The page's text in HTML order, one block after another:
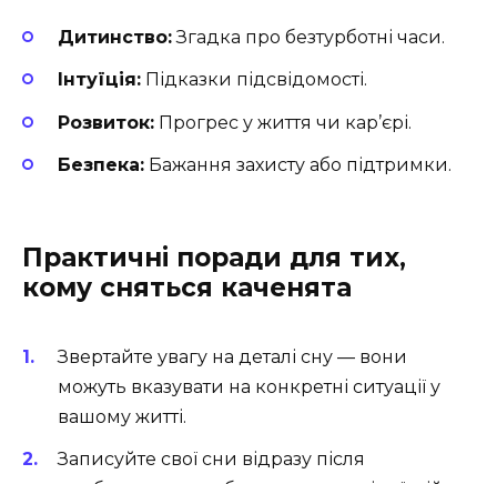
Дитинство:Згадка про безтурботні часи.
Інтуїція: Підказки підсвідомості.
Розвиток: Прогрес у життя чи кар’єрі.
Безпека: Бажання захисту або підтримки.
Практичні поради для тих,
кому сняться каченята
Звертайте увагу на деталі сну — вони
можуть вказувати на конкретні ситуації у
вашому житті.
Записуйте свої сни відразу після